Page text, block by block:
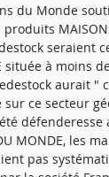
du Monde
seraient
située à moins
aurait "
ce secteur
défenderesse
MONDE, les
pas